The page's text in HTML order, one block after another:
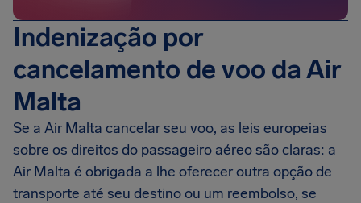
Indenização por
cancelamento de voo da Air
Malta
Se a Air Malta cancelar seu voo, as leis europeias
sobre os direitos do passageiro aéreo são claras: a
Air Malta é obrigada a lhe oferecer outra opção de
transporte até seu destino ou um reembolso, se